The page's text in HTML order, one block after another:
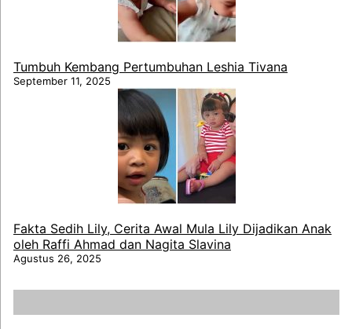
Tumbuh Kembang Pertumbuhan Leshia Tivana
September 11, 2025
Fakta Sedih Lily, Cerita Awal Mula Lily Dijadikan Anak
oleh Raffi Ahmad dan Nagita Slavina
Agustus 26, 2025